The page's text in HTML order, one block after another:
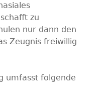
zu
nur dann den
Zeugnis freiwillig
umfasst folgende